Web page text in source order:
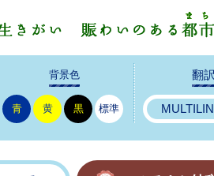
背景色
青 黄 黒 標準
翻訳